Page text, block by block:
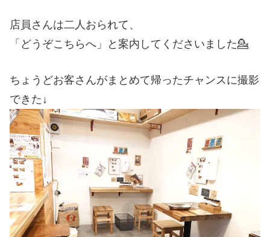
店員さんは二人おられて、
「どうぞこちらへ」と案内してくださいました💁
ちょうどお客さんがまとめて帰ったチャンスに撮影
できた↓